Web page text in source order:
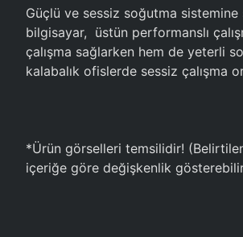
Güçlü ve sessiz soğutma
bilgisayar, üstün performanslı
çalışma sağlarken hem de yeterli
kalabalık ofislerde sessiz çalışma
*Ürün görselleri temsilidir!
içeriğe göre değişkenlik